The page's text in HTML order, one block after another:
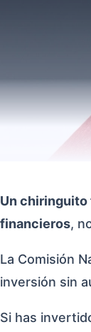
Un
financieros,
La Comisión
inversión sin
Si has